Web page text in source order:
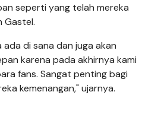
seperti yang telah mereka
Gastel.
di sana dan juga akan
karena pada akhirnya kami
fans. Sangat penting bagi
kemenangan," ujarnya.